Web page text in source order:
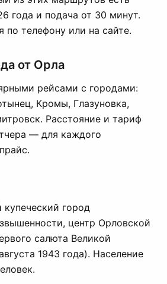
года и подача от 30 минут.
по телефону или на сайте.
от Орла
рейсами с городами:
Кромы, Глазуновка,
Расстояние и тариф
— для каждого
город
центр Орловской
салюта Великой
1943 года). Население